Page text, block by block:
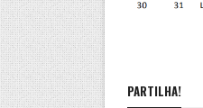
PARTILHA!